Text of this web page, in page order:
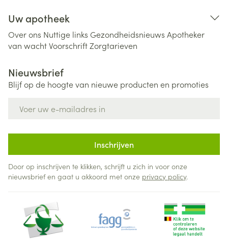
Uw apotheek
Over ons Nuttige links Gezondheidsnieuws Apotheker
van wachtVoorschriftZorgtarieven
Nieuwsbrief
Blijf op de hoogte van nieuwe producten en promoties
Inschrijven
Door op inschrijven te klikken, schrijft u zich in voor onze
nieuwsbrief en gaat u akkoord met onze privacy policy.